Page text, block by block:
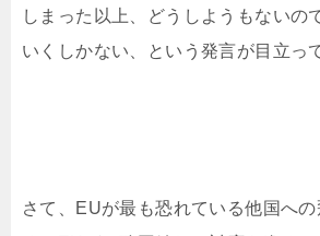
しまった以上、どうしようもないの
いくしかない、という発言が目立っ
さて、EUが最も恐れている他国へ